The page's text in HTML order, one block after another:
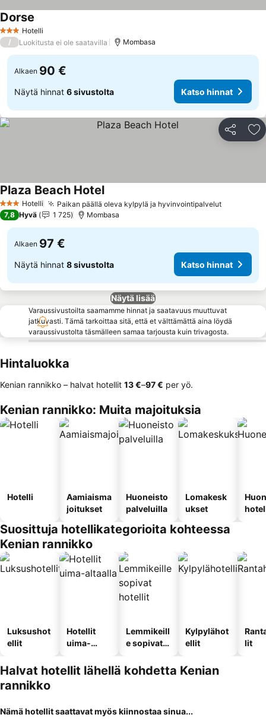
3 Tähtiluokitus
Hotelli
Dorse
/ Luokitusta ei ole saatavilla Mombasa
Alkaen 90 €
Näytä hinnat 6 sivustolta Katso hinnat
Jaa
3 Tähtiluokitus
Hotelli Paikan päällä oleva kylpylä ja hyvinvointipalvelutKatso
Plaza Beach HotelKatso hinnat
7,8 Hyvä 1 725 Mombasa
Alkaen 97 €
Näytä hinnat 8 sivustolta Katso hinnat
Näytä lisää
Varaussivustoilta saamamme hinnat ja saatavuus muuttuvat
jatkuvasti. Tämä tarkoittaa sitä, että et välttämättä aina löydä
varaussivustolta täsmälleen samaa tarjousta kuin trivagosta.
Hintaluokka
Kenian rannikko – halvat hotellit ‎13 €–‎97 € per yö.
Kenian rannikko: Muita majoituksia
Hotelli
Aamiaisma
joitukset
Huoneisto
palveluilla
Lomakesk
ukset
Suosittuja hotellikategorioita kohteessa
Kenian rannikko
Luksushot
ellit
Hotellit
uima-
Lemmikeill
e sopivat
Kylpylähot
ellit
lit
Halvat hotellit lähellä kohdetta Kenian
rannikko
Nämä hotellit saattavat myös kiinnostaa sinua...